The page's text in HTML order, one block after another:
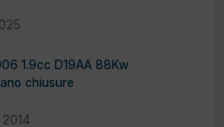
1.9cc D19AA 88Kw
chiusure